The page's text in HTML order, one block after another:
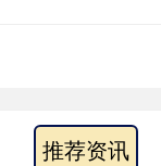
推荐资讯